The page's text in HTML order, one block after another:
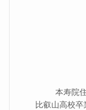
本寿院
比叡山高校